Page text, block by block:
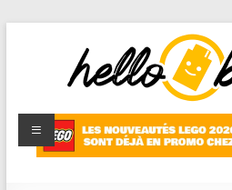
HelloBricks
Blog LEGO,
nouveaut�s